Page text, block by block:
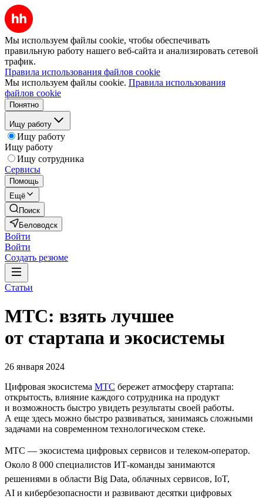
Мы используем файлы cookie, чтобы обеспечивать
правильную работу нашего веб-сайта и анализировать сетевой
трафик.
Правила использования файлов cookie
Мы используем файлы cookie. Правила использования
файлов cookie
Понятно
Ищу работу
Ищу работу
Ищу работу
Ищу сотрудника
Сервисы
Помощь
Ещё
Поиск
Беловодск
Войти
Войти
Создать резюме
Статьи
МТС: взять лучшее
от стартапа и экосистемы
26 января 2024
Цифровая экосистема МТС бережет атмосферу стартапа:
открытость, влияние каждого сотрудника на продукт
и возможность быстро увидеть результаты своей работы.
А еще здесь можно быстро развиваться, занимаясь сложными
задачами на современном технологическом стеке.
МТС — экосистема цифровых сервисов и телеком-оператор.
Около 8 000 специалистов ИТ-команды занимаются
решениями в области Big Data, облачных сервисов, IoT,
AI и кибербезопасности и развивают десятки цифровых